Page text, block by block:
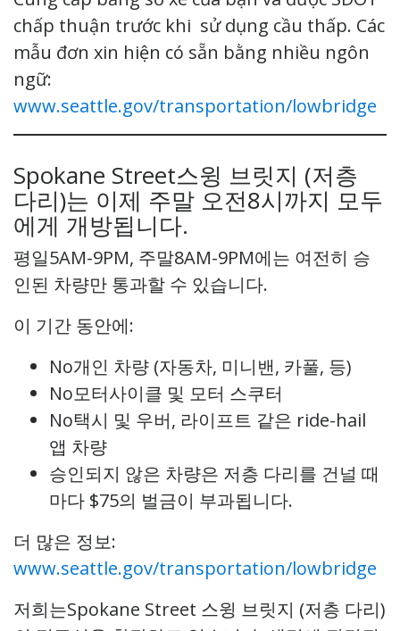
chấp thuận trước khi sử dụng cầu thấp. Các
mẫu đơn xin hiện có sẵn bằng nhiều ngôn
ngữ:
www.seattle.gov/transportation/lowbridge
Spokane Street스윙 브릿지 (저층
다리)는 이제 주말 오전8시까지 모두
에게 개방됩니다.
평일5AM-9PM, 주말8AM-9PM에는 여전히 승
인된 차량만 통과할 수 있습니다.
이 기간 동안에:
No개인 차량 (자동차, 미니밴, 카풀, 등)
No모터사이클 및 모터 스쿠터
No택시 및 우버, 라이프트 같은 ride-hail
앱 차량
승인되지 않은 차량은 저층 다리를 건널 때
마다 $75의 벌금이 부과됩니다.
더 많은 정보:
www.seattle.gov/transportation/lowbridge
저희는Spokane Street 스윙 브릿지 (저층 다리)